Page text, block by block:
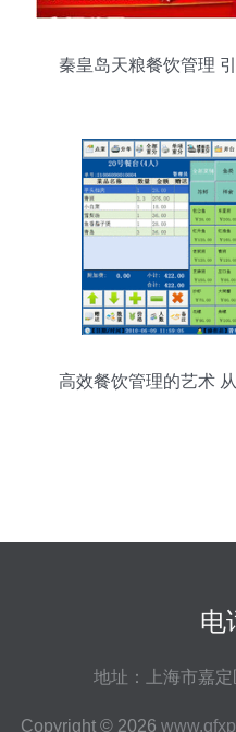
秦皇岛天粮餐饮管理
高效餐饮管理的艺术
电
地址：上海市嘉
Copyright © 2026